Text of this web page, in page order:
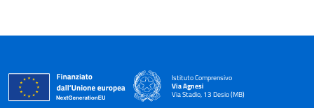
Istituto Comprensivo
Via Agnesi
Via Stadio, 13 Desio (MB)
— Visita la pagina iniziale della scuola